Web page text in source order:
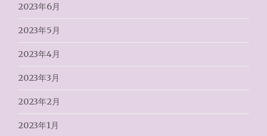
2023年6月
2023年5月
2023年4月
2023年3月
2023年2月
2023年1月